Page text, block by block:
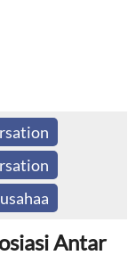
Antar